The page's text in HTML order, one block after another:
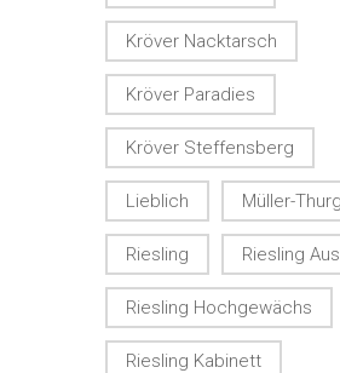
Kröver Nacktarsch
Kröver Paradies
Kröver Steffensberg
Lieblich Müller-
Riesling Riesling
Riesling Hochgewächs
Riesling Kabinett